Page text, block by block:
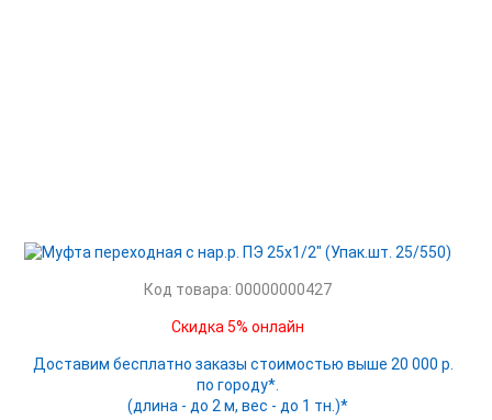
Код товара: 00000000427
Скидка 5% онлайн
Доставим бесплатно заказы стоимостью выше 20 000 р.
по городу*.
(длина - до 2 м, вес - до 1 тн.)*